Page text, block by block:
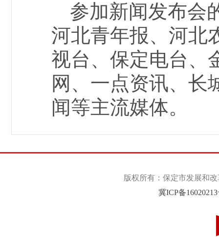
参加新闻发布会
河北青年报、河北
视台、保定电台、
网、一点资讯、长
闻等主流媒体。
版权所有：保定市发展和
冀ICP备